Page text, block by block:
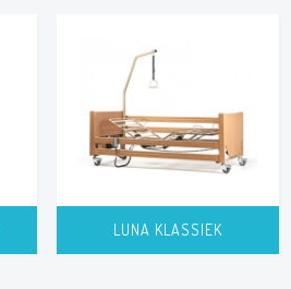
LUNA KLASSIEK